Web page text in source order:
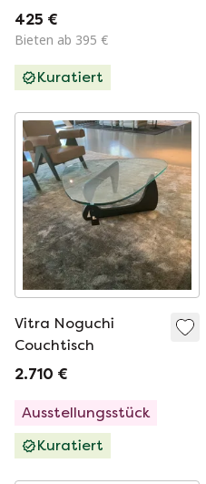
Kerzentisch '60s
425 €
Bieten ab 395 €
Kuratiert
Vitra Noguchi
Couchtisch
2.710 €
Ausstellungsstück
Kuratiert